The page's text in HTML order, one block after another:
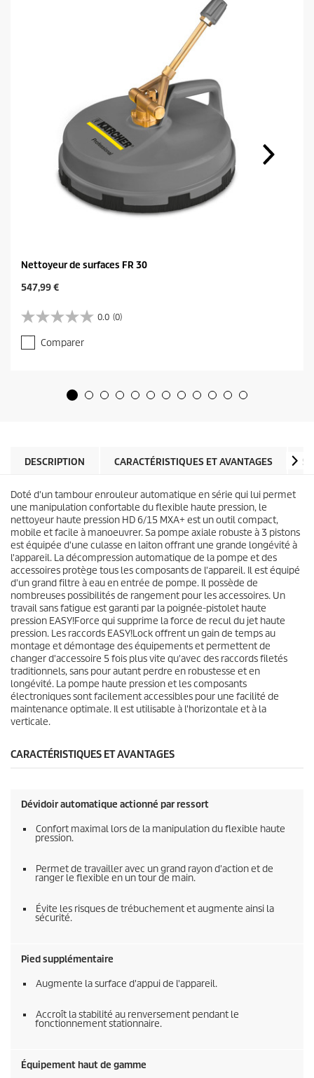
Nettoyeur de surfaces FR 30
C
r
e
n
p
c
e
547,99 €
0.0 (0)
0
.
0
.
Comparer
DESCRIPTION CARACTÉRISTIQUES ET AVANTAGES
Doté d'un tambour enrouleur automatique en série qui lui permet
une manipulation confortable du flexible haute pression, le
nettoyeur haute pression HD 6/15 MXA+ est un outil compact,
mobile et facile à manoeuvrer. Sa pompe axiale robuste à 3 pistons
est équipée d'une culasse en laiton offrant une grande longévité à
l'appareil. La décompression automatique de la pompe et des
accessoires protège tous les composants de l'appareil. Il est équipé
d'un grand filtre à eau en entrée de pompe. Il possède de
nombreuses possibilités de rangement pour les accessoires. Un
travail sans fatigue est garanti par la poignée-pistolet haute
pression EASY!Force qui supprime la force de recul du jet haute
pression. Les raccords EASY!Lockoffrent un gain de temps au
montage et démontage des équipements et permettent de
changer d'accessoire 5 fois plus vite qu'avec des raccords filetés
traditionnels, sans pour autant perdre en robustesse et en
longévité. La pompe haute pression et les composants
électroniques sont facilement accessibles pour une facilité de
maintenance optimale. Il est utilisable à l'horizontale et à la
verticale.
CARACTÉRISTIQUES ET AVANTAGES
Dévidoir automatique actionné par ressort
Confort maximal lors de la manipulation du flexible haute
pression.
Permet de travailler avec un grand rayon d'action et de
ranger le flexible en un tour de main.
Évite les risques de trébuchement et augmente ainsi la
sécurité.
Pied supplémentaire
Augmente la surface d'appui de l'appareil.
Accroît la stabilité au renversement pendant le
fonctionnement stationnaire.
Équipement haut de gamme